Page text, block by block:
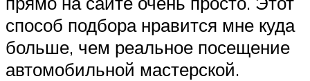
способ подбора нравится мне куда
больше, чем реальное посещение
автомобильной мастерской.